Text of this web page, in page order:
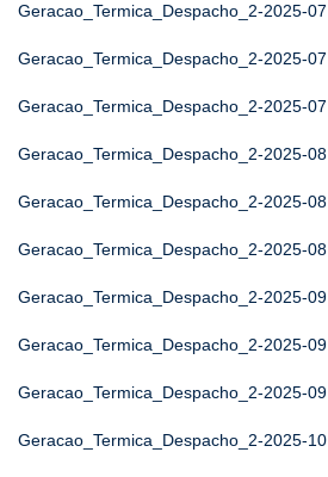
Geracao_Termica_Despacho_2-2025-07
Geracao_Termica_Despacho_2-2025-07
Geracao_Termica_Despacho_2-2025-07
Geracao_Termica_Despacho_2-2025-08
Geracao_Termica_Despacho_2-2025-08
Geracao_Termica_Despacho_2-2025-08
Geracao_Termica_Despacho_2-2025-09
Geracao_Termica_Despacho_2-2025-09
Geracao_Termica_Despacho_2-2025-09
Geracao_Termica_Despacho_2-2025-10